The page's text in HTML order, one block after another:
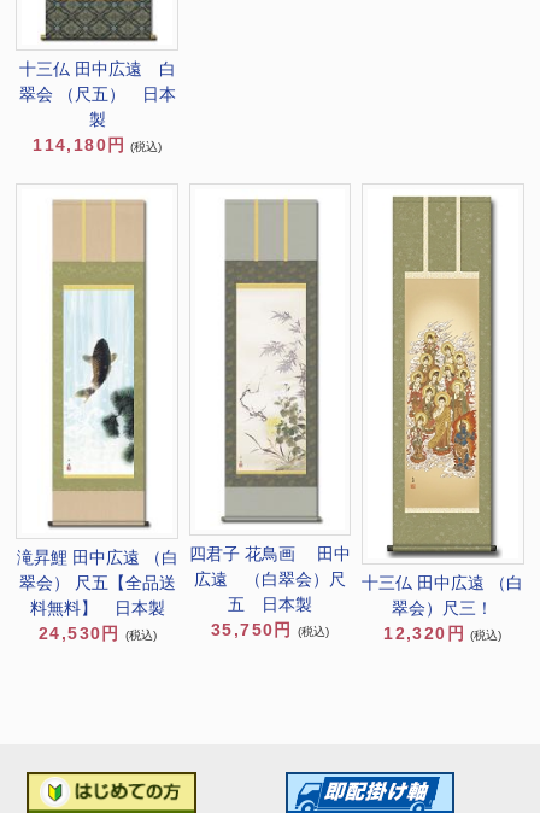
十三仏 田中広遠 白
翠会 （尺五） 日本
製
114,180円 (税込)
滝昇鯉 田中広遠 （白
翠会） 尺五【全品送
料無料】 日本製
24,530円
(税込)
四君子 花鳥画 田中
広遠 （白翠会）尺
五 日本製
35,750円
(税込)
十三仏 田中広遠 （白
翠会）尺三！
12,320円
(税込)